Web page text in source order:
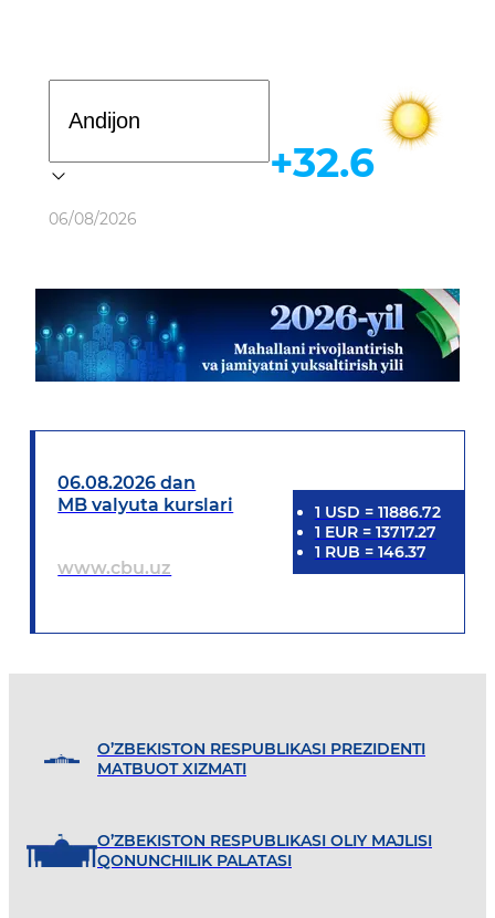
Ob-havo
06/08/2026
+32.6
06.08.2026 dan
MB valyuta kurslari
www.cbu.uz
1 USD = 11886.72
1 EUR= 13717.27
1 RUB = 146.37
O’ZBEKISTON RESPUBLIKASI PREZIDENTI
MATBUOT XIZMATI
O’ZBEKISTON RESPUBLIKASI OLIY MAJLISI
QONUNCHILIK PALATASI